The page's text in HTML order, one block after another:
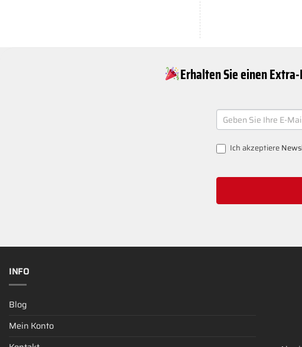
Erhalten Sie einen
NEWSLETTER
SIGNUP
Ich akzeptiere
INFO
Blog
Mein Konto